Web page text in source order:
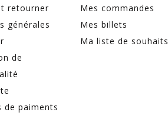
retourner
générales
de
de paiments
Mes commandes
Mes billets
Ma liste de souhaits